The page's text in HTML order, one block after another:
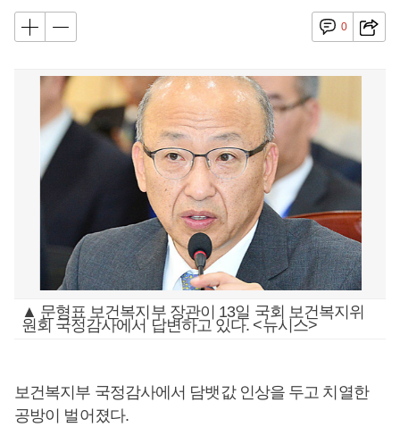
0
▲ 문형표 보건복지부 장관이 13일 국회 보건복지위
원회 국정감사에서 답변하고 있다. <뉴시스>
보건복지부 국정감사에서 담뱃값 인상을 두고 치열한
공방이 벌어졌다.